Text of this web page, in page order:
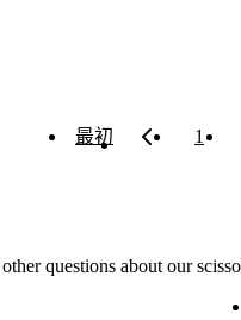
最初 1
questions about our